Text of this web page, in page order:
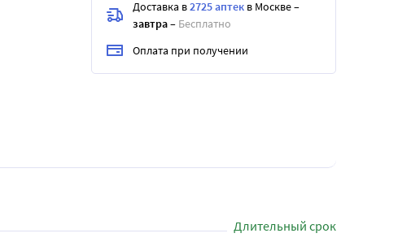
Доставка в2725 аптек в Москве–
завтра– Бесплатно
Оплата при получении
Длительный срок